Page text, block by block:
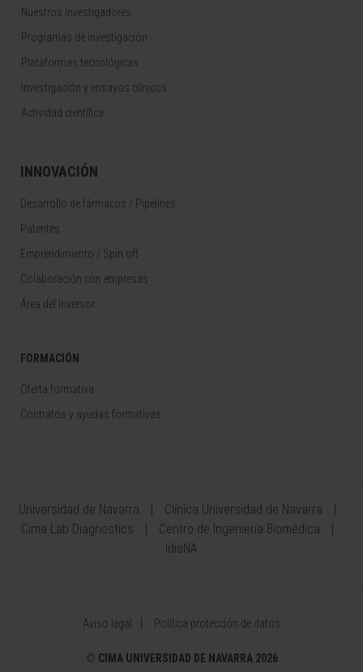
Nuestros Investigadores
Programas de investigación
Plataformas tecnológicas
Investigación y ensayos clínicos
Actividad científica
INNOVACIÓN
Desarrollo de fármacos / Pipelines
Patentes
Emprendimiento / Spin off
Colaboración con empresas
Área del Inversor
FORMACIÓN
Oferta formativa
Contratos y ayudas formativas
Universidad de Navarra
Clínica Universidad de Navarra
Cima Lab Diagnostics
Centro de Ingeniería Biomédica
IdisNA
Aviso legal Política protección de datos
© CIMA UNIVERSIDAD DE NAVARRA 2026